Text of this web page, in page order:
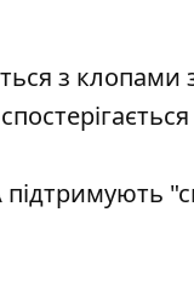
з